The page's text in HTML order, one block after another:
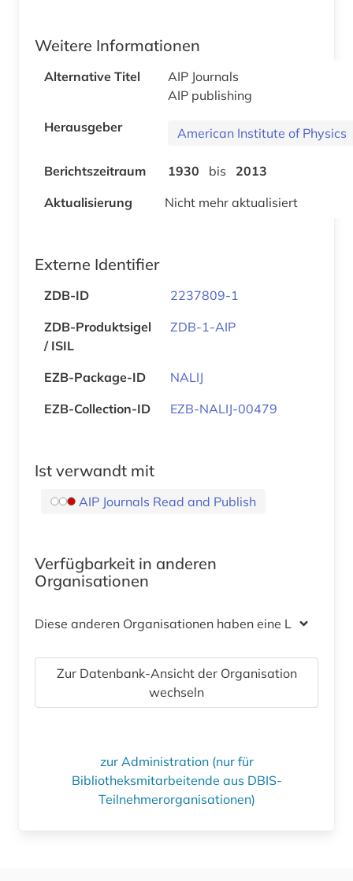
Weitere Informationen
Alternative Titel
AIP Journals
AIP publishing
Herausgeber
American Institute of Physics
Berichtszeitraum 1930 bis
2013
Aktualisierung
Nicht mehr aktualisiert
Externe Identifier
ZDB-ID
2237809-1
ZDB-Produktsigel
/ ISIL
ZDB-1-AIP
EZB-Package-ID
NALIJ
EZB-Collection-ID
EZB-NALIJ-00479
Ist verwandt mit
AIP Journals Read and Publish
Verfügbarkeit in anderen
Organisationen
Diese anderen Organisationen haben eine Lizenz
Zur Datenbank-Ansicht der Organisation
wechseln
zur Administration (nur für
Bibliotheksmitarbeitende aus DBIS-
Teilnehmerorganisationen)